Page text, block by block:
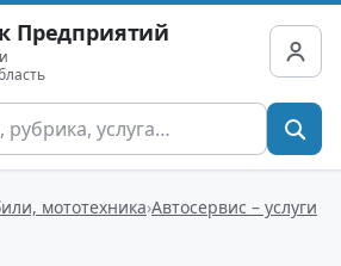
Предприятий
мототехника Автосервис – услуги